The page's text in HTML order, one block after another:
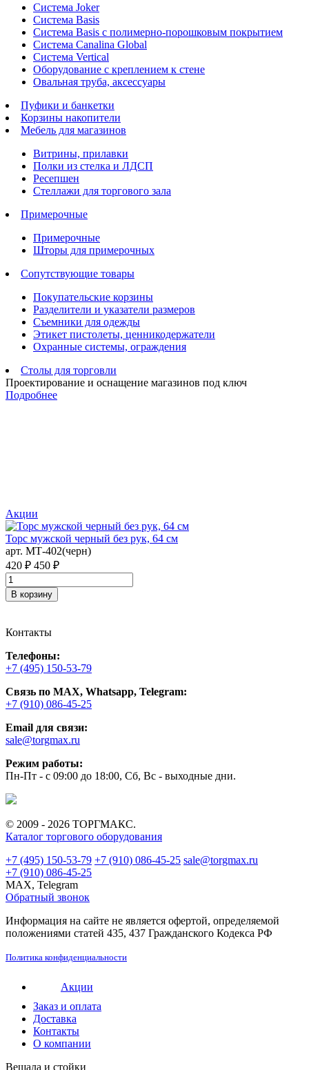
Система Joker
Система Basis
Система Basis с полимерно-порошковым покрытием
Система Canalina Global
Система Vertical
Оборудование с креплением к стене
Овальная труба, аксессуары
Пуфики и банкетки
Корзины накопители
Мебель для магазинов
Витрины, прилавки
Полки из стелка и ЛДСП
Ресепшен
Стеллажи для торгового зала
Примерочные
Примерочные
Шторы для примерочных
Сопутствующие товары
Покупательские корзины
Разделители и указатели размеров
Съемники для одежды
Этикет пистолеты, ценникодержатели
Охранные системы, ограждения
Столы для торговли
Проектирование и оснащение магазинов под ключ
Подробнее
Акции
Торс мужской черный без рук, 64 см
арт. MТ-402(черн)
420 ₽ 450 ₽
В корзину
Контакты
Телефоны:
+7 (495) 150-53-79
Связь по MAX, Whatsapp, Telegram:
+7 (910) 086-45-25
Email для связи:
sale@torgmax.ru
Режим работы:
Пн-Пт - с 09:00 до 18:00, Сб, Вс - выходные дни.
© 2009 - 2026 ТОРГМАКС.
Каталог торгового оборудования
+7 (495) 150-53-79 +7 (910) 086-45-25 sale@torgmax.ru
+7 (910) 086-45-25
MAX, Telegram
Обратный звонок
Информация на сайте не является офертой, определяемой
положениями статей 435, 437 Гражданского Кодекса РФ
Политика конфиденциальности
Акции
Заказ и оплата
Доставка
Контакты
О компании
Вешала и стойки